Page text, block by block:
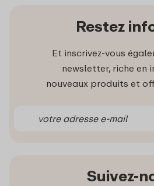
Restez
Et inscrivez-vous
newsletter, riche en
nouveaux produits et
Suivez-